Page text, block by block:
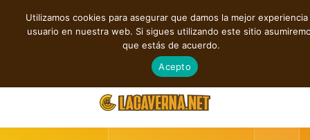
TENDENCIAS
M3TIN presenta “Nuestra Historia Acabó” en español
agosto 6, 2026
Utilizamos cookies para asegurar que damos la mejor experiencia
usuario en nuestra web. Si sigues utilizando este sitio
que estás de acuerdo.
Acepto